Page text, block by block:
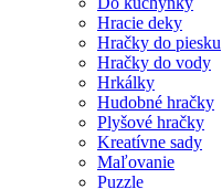
Hracie deky
Hračky do piesku
Hračky do vody
Hrkálky
Hudobné hračky
Plyšové hračky
Kreatívne sady
Maľovanie
Puzzle